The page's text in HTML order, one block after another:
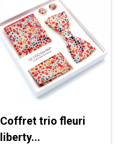
Coffret trio fleuri
liberty...